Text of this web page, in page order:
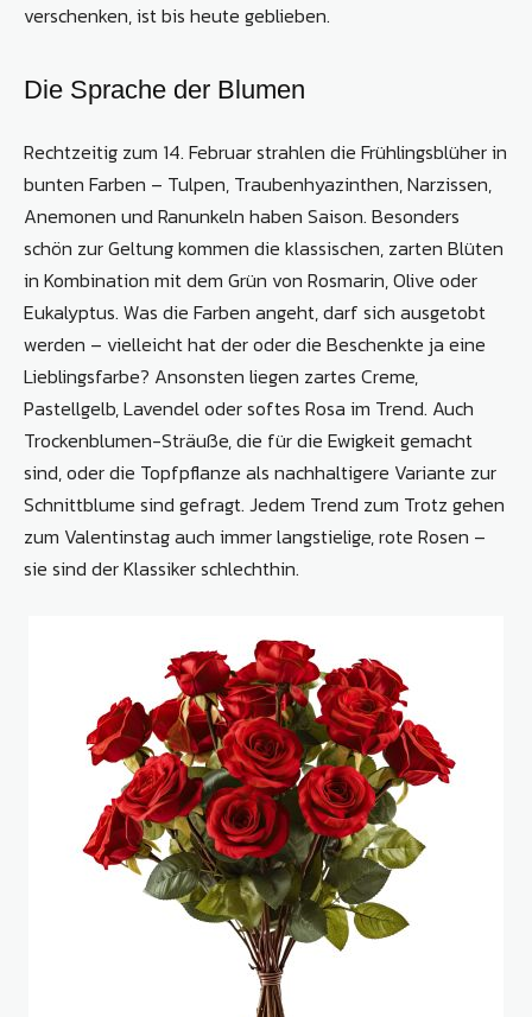
verschenken, ist bis heute geblieben.
Die Sprache der Blumen
Rechtzeitig zum 14. Februar strahlen die Frühlingsblüher in
bunten Farben – Tulpen, Traubenhyazinthen, Narzissen,
Anemonen und Ranunkeln haben Saison. Besonders
schön zur Geltung kommen die klassischen, zarten Blüten
in Kombination mit dem Grün von Rosmarin, Olive oder
Eukalyptus. Was die Farben angeht, darf sich ausgetobt
werden – vielleicht hat der oder die Beschenkte ja eine
Lieblingsfarbe? Ansonsten liegen zartes Creme,
Pastellgelb, Lavendel oder softes Rosa im Trend. Auch
Trockenblumen-Sträuße, die für die Ewigkeit gemacht
sind, oder die Topfpflanze als nachhaltigere Variante zur
Schnittblume sind gefragt. Jedem Trend zum Trotz gehen
zum Valentinstag auch immer langstielige, rote Rosen –
sie sind der Klassiker schlechthin.